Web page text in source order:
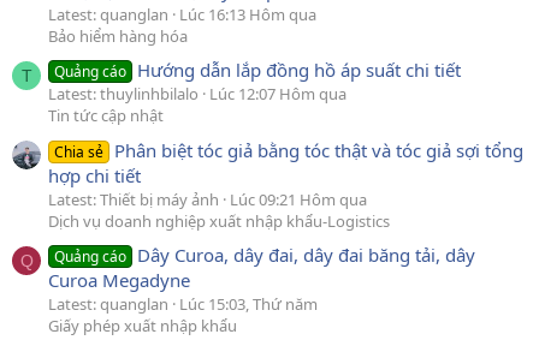
Latest: quanglan
Lúc 16:13 Hôm qua
Bảo hiểm hàng hóa
T Quảng cáo Hướng dẫn lắp đồng hồ áp suất chi tiết
Latest: thuylinhbilalo
Lúc 12:07 Hôm qua
Tin tức cập nhật
Chia sẻ Phân biệt tóc giả bằng tóc thật và tóc giả sợi tổng
hợp chi tiết
Latest: Thiết bị máy ảnh
Lúc 09:21 Hôm qua
Dịch vụ doanh nghiệp xuất nhập khẩu-Logistics
Q Quảng cáo Dây Curoa, dây đai, dây đai băng tải, dây
Curoa Megadyne
Latest: quanglan
Lúc 15:03, Thứ năm
Giấy phép xuất nhập khẩu